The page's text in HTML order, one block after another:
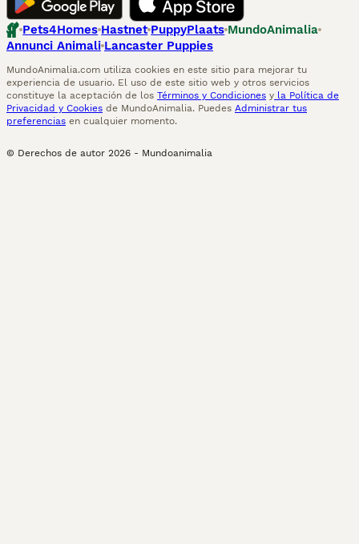
Pets4Homes Hastnet PuppyPlaats MundoAnimalia
Annunci Animali Lancaster Puppies
MundoAnimalia.com utiliza cookies en este sitio para mejorar tu
experiencia de usuario. El uso de este sitio web y otros servicios
constituye la aceptación de los Términos y Condiciones y la Política de
Privacidad y Cookies de MundoAnimalia. Puedes Administrar tus
preferencias en cualquier momento.
© Derechos de autor 2026 - Mundoanimalia